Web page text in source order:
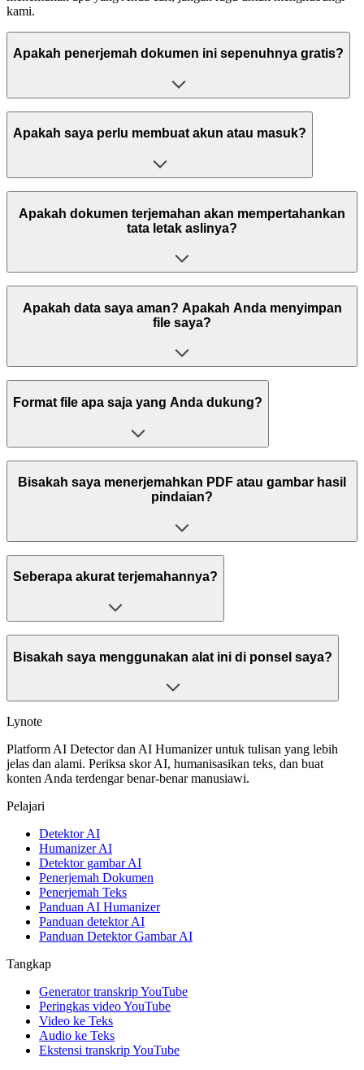
kami.
Apakah penerjemah dokumen ini sepenuhnya gratis?
Apakah saya perlu membuat akun atau masuk?
Apakah dokumen terjemahan akan mempertahankan
tata letak aslinya?
Apakah data saya aman? Apakah Anda menyimpan
file saya?
Format file apa saja yang Anda dukung?
Bisakah saya menerjemahkan PDF atau gambar hasil
pindaian?
Seberapa akurat terjemahannya?
Bisakah saya menggunakan alat ini di ponsel saya?
Lynote
Platform AI Detector dan AI Humanizer untuk tulisan yang lebih
jelas dan alami. Periksa skor AI, humanisasikan teks, dan buat
konten Anda terdengar benar-benar manusiawi.
Pelajari
Detektor AI
Humanizer AI
Detektor gambar AI
Penerjemah Dokumen
Penerjemah Teks
Panduan AI Humanizer
Panduan detektor AI
Panduan Detektor Gambar AI
Tangkap
Generator transkrip YouTube
Peringkas video YouTube
Video ke Teks
Audio ke Teks
Ekstensi transkrip YouTube